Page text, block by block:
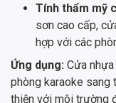
Tính thẩm mỹ
sơn cao cấp,
hợp với các
Ứng dụng: Cửa
phòng karaoke sang
thiện với môi trường